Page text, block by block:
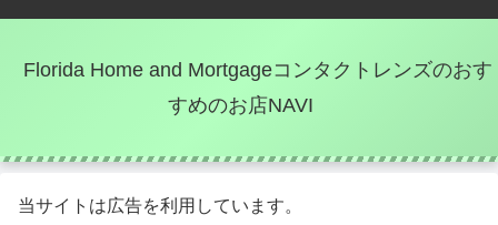
Florida Home and Mortgageコンタクトレンズのおす
すめのお店NAVI
当サイトは広告を利用しています。